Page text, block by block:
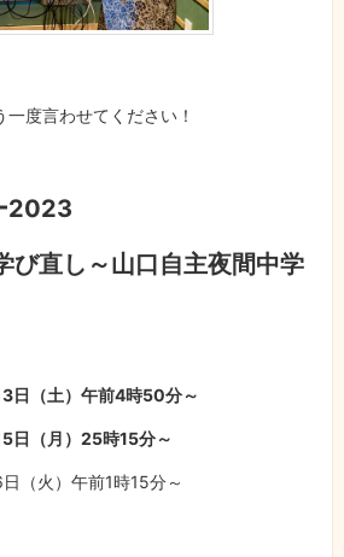
度言わせてください！
2023
び直し～山口自主夜間中学
土）午前4時50分～
日（月）25時15分～
（火）午前1時15分～